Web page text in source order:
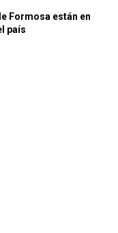
Formosa están en
país